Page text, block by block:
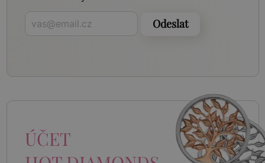
Odeslat
ÚČET